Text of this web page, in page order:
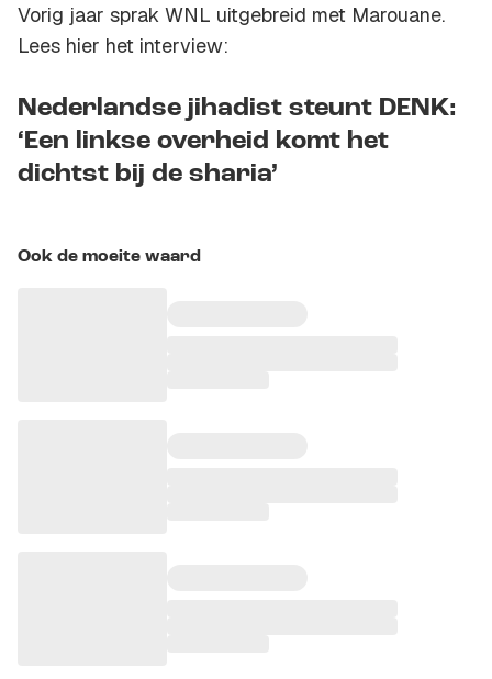
Vorig jaar sprak WNL uitgebreid met Marouane.
Lees hier het interview:
Nederlandse jihadist steunt DENK:
‘Een linkse overheid komt het
dichtst bij de sharia’
Ook de moeite waard